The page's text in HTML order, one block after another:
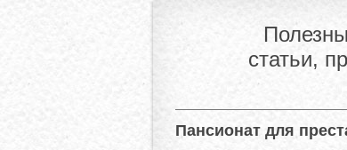
статьи,
Пансионат для